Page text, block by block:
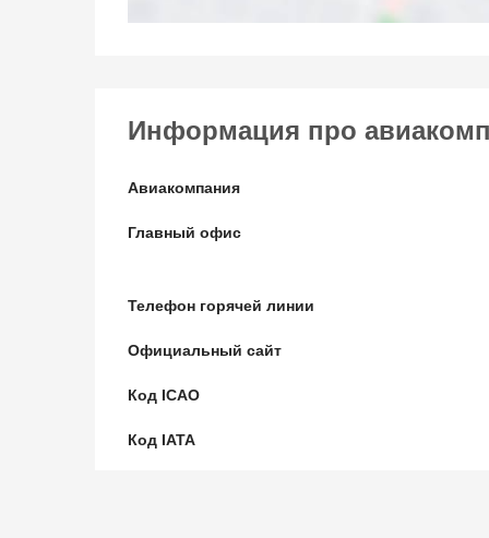
Информация про
Авиакомпания
Главный офис
Телефон горячей линии
Официальный сайт
Код ICAO
Код IATA